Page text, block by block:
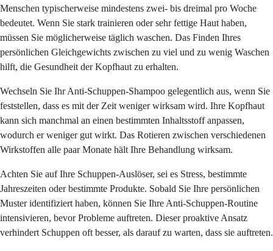
Menschen typischerweise mindestens zwei- bis dreimal pro Woche
bedeutet. Wenn Sie stark trainieren oder sehr fettige Haut haben,
müssen Sie möglicherweise täglich waschen. Das Finden Ihres
persönlichen Gleichgewichts zwischen zu viel und zu wenig Waschen
hilft, die Gesundheit der Kopfhaut zu erhalten.
Wechseln Sie Ihr Anti-Schuppen-Shampoo gelegentlich aus, wenn Sie
feststellen, dass es mit der Zeit weniger wirksam wird. Ihre Kopfhaut
kann sich manchmal an einen bestimmten Inhaltsstoff anpassen,
wodurch er weniger gut wirkt. Das Rotieren zwischen verschiedenen
Wirkstoffen alle paar Monate hält Ihre Behandlung wirksam.
Achten Sie auf Ihre Schuppen-Auslöser, sei es Stress, bestimmte
Jahreszeiten oder bestimmte Produkte. Sobald Sie Ihre persönlichen
Muster identifiziert haben, können Sie Ihre Anti-Schuppen-Routine
intensivieren, bevor Probleme auftreten. Dieser proaktive Ansatz
verhindert Schuppen oft besser, als darauf zu warten, dass sie auftreten.